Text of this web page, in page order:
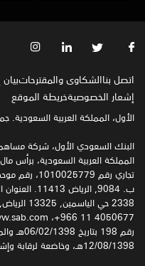
اتصل بناالشكاوى والمقترحات
إشعار الخصوصية‍خريطة الموقع
الأول، المملكة العربية السعودية.
البنك السعودي الأول، شركة
المملكة العربية السعودية، برأس مال مدفوع
2338 حي
12/08/1398هـ، وخاضعة لرقابة وإشراف البنك المركزي السعودي.